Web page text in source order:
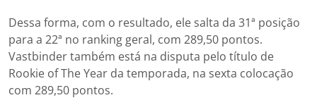
Dessa forma, com o resultado, ele salta da 31ª posição
para a 22ª no ranking geral, com 289,50 pontos.
Vastbinder também está na disputa pelo título de
Rookie of The Year da temporada, na sexta colocação
com 289,50 pontos.